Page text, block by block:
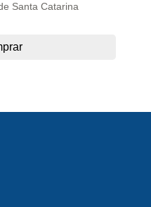
Santa Catarina